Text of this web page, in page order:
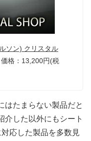
ソン) クリスタル
格：13,200円(税
はたまらない製品だと
介した以外にもシート
応した製品を多数見